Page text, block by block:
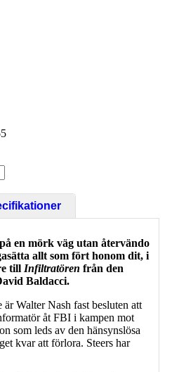
en mörk väg utan återvändo
allt som fört honom dit, i
till Infiltratören från den
Baldacci.
Walter Nash fast besluten att
åt FBI i kampen mot
som leds av den hänsynslösa
kvar att förlora. Steers har